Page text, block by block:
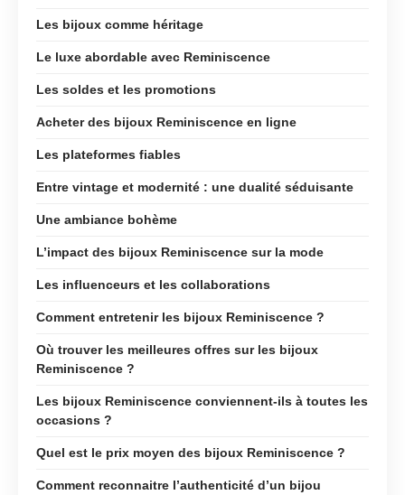
Les bijoux comme héritage
Le luxe abordable avec Reminiscence
Les soldes et les promotions
Acheter des bijoux Reminiscence en ligne
Les plateformes fiables
Entre vintage et modernité : une dualité séduisante
Une ambiance bohème
L’impact des bijoux Reminiscence sur la mode
Les influenceurs et les collaborations
Comment entretenir les bijoux Reminiscence ?
Où trouver les meilleures offres sur les bijoux
Reminiscence ?
Les bijoux Reminiscence conviennent-ils à toutes les
occasions ?
Quel est le prix moyen des bijoux Reminiscence ?
Comment reconnaitre l’authenticité d’un bijou